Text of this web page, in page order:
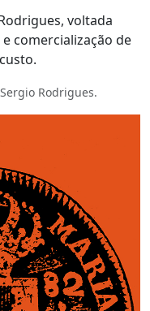
voltada
comercialização de
Rodrigues.